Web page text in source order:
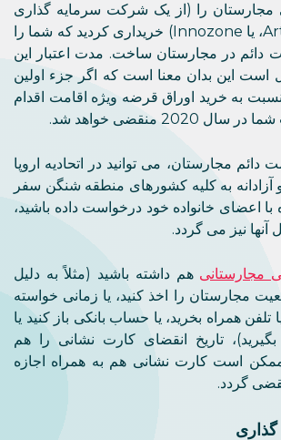
مجارستان را (از یک شرکت سرمایه گذاری
مثل Arton، VolDan، یا Innozone) خریداری کردید که شما را
دائم در مجارستان ساخت. مدت اعتبار این
اقامت 5 سال است این بدان معنا است که اگر جزء اولین
به خرید اوراق قرضه ویژه اقامت اقدام
منقضی خواهد شد.
دائم مجارستان، می توانید در اتحادیه اروپا
آزادانه به کلیه کشورهای منطقه شنگن سفر
با اعضای خانواده خود درخواست داده باشید،
نیز می گردد.
مجارستانی هم داشته باشید (مثلاً به دلیل
مجارستان را اخذ کنید، یا زمانی خواسته
تلفن همراه بخرید، یا حساب بانکی باز کنید یا
بگیرید)، تاریخ انقضای کارت نشانی را هم
است کارت نشانی هم به همراه اجازه
گردد.